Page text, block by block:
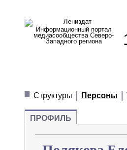
Информационный портал
медиасообщества Северо-
Западного региона
Структуры
Персоны
ПРОФИЛЬ